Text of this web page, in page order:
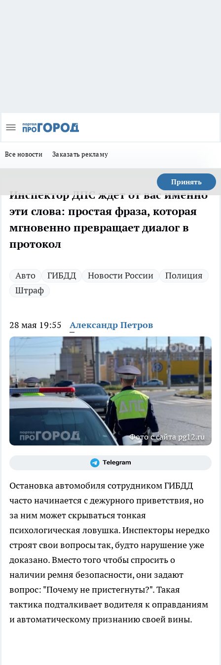
Все новости Заказать рекламу
Принять
Инспектор ДПС ждет от вас именно
эти слова: простая фраза, которая
мгновенно превращает диалог в
протокол
Авто ГИБДД Новости России
Полиция
Штраф
28 мая 19:55 Александр Петров
Фото с сайта pg12.ru
Остановка автомобиля сотрудником ГИБДД
часто начинается с дежурного приветствия, но
за ним может скрываться тонкая
психологическая ловушка. Инспекторы нередко
строят свои вопросы так, будто нарушение уже
доказано. Вместо того чтобы спросить о
наличии ремня безопасности, они задают
вопрос: "Почему не пристегнуты?". Такая
тактика подталкивает водителя к оправданиям
и автоматическому признанию своей вины.